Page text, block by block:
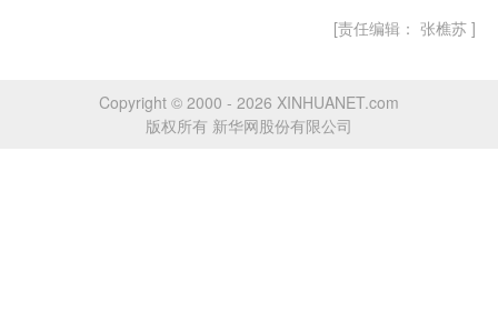
[责任编辑： 张樵苏 ]
Copyright © 2000 - 2026 XINHUANET.com
版权所有 新华网股份有限公司